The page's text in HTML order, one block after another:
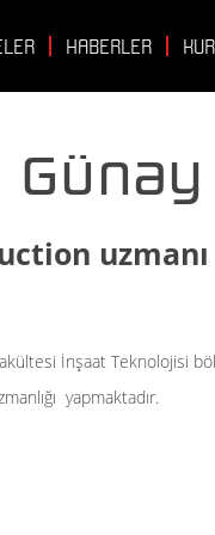
HABERLER
Günay
uzmanı
İnşaat Teknolojisi
yapmaktadır.